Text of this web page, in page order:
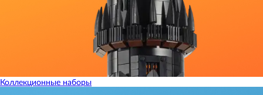
Коллекционные наборы